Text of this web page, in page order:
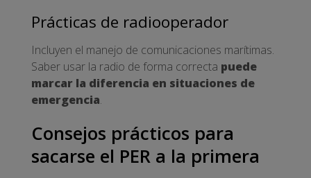
Prácticas de radiooperador
Incluyen el manejo de comunicaciones marítimas.
Saber usar la radio de forma correcta puede
marcar la diferencia en situaciones de
emergencia.
Consejos prácticos para
sacarse el PER a la primera